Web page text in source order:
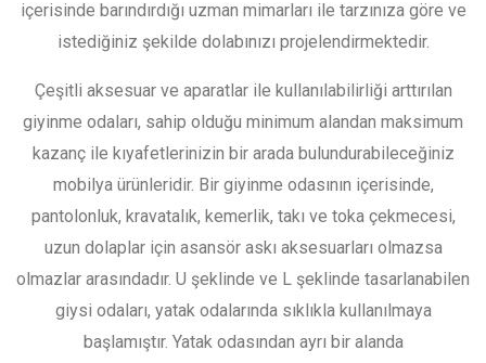
içerisinde barındırdığı uzman mimarları ile tarzınıza göre ve
istediğiniz şekilde dolabınızı projelendirmektedir.
Çeşitli aksesuar ve aparatlar ile kullanılabilirliği arttırılan
giyinme odaları, sahip olduğu minimum alandan maksimum
kazanç ile kıyafetlerinizin bir arada bulundurabileceğiniz
mobilya ürünleridir. Bir giyinme odasının içerisinde,
pantolonluk, kravatalık, kemerlik, takı ve toka çekmecesi,
uzun dolaplar için asansör askı aksesuarları olmazsa
olmazlar arasındadır. U şeklinde ve L şeklinde tasarlanabilen
giysi odaları, yatak odalarında sıklıkla kullanılmaya
başlamıştır. Yatak odasından ayrı bir alanda